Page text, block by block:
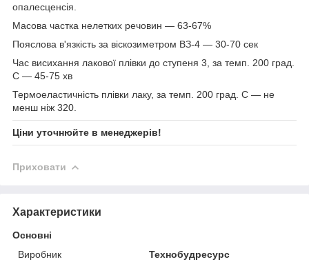
опалесценсія.
Масова частка нелетких речовин — 63-67%
Пояслова в'язкість за віскозиметром ВЗ-4 — 30-70 сек
Час висихання лакової плівки до ступеня 3, за темп. 200 град.
С — 45-75 хв
Термоеластичність плівки лаку, за темп. 200 град. С — не
менш ніж 320.
Ціни уточнюйте в менеджерів!
Приховати
Характеристики
Основні
Виробник
Технобудресурс